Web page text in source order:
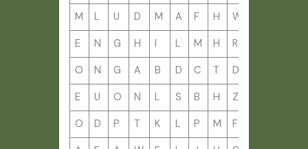
M L U D M A F H W
E N G H I L M H R
O N G A B D C T D
E U O N L S B H Z
O D P T K L P M F